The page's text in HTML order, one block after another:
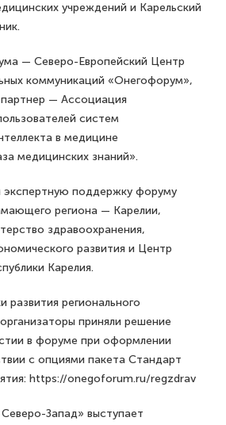
учреждений и Карельский
— Северо-Европейский Центр
коммуникаций «Онегофорум»,
— Ассоциация
систем
в медицине
медицинских знаний».
экспертную поддержку форуму
региона — Карелии,
здравоохранения,
развития и Центр
Карелия.
развития регионального
приняли решение
в форуме при оформлении
с опциями пакета Стандарт
https://onegoforum.ru/regzdrav
Запад» выступает